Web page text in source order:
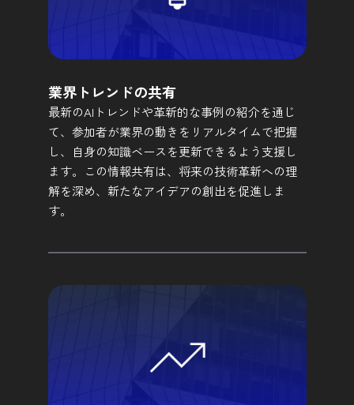
業界トレンドの共有
最新のAIトレンドや革新的な事例の紹介を通じ
て、参加者が業界の動きをリアルタイムで把握
し、自身の知識ベースを更新できるよう支援し
ます。この情報共有は、将来の技術革新への理
解を深め、新たなアイデアの創出を促進しま
す。